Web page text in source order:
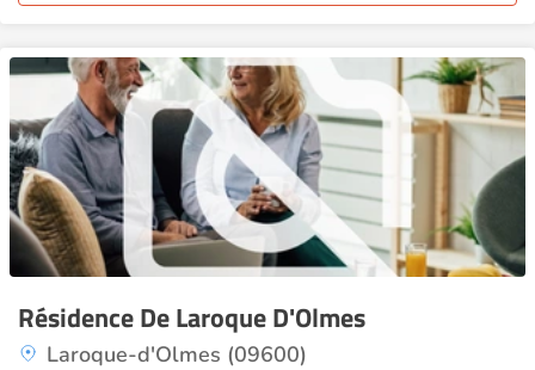
Résidence De Laroque D'Olmes
Laroque-d'Olmes (09600)